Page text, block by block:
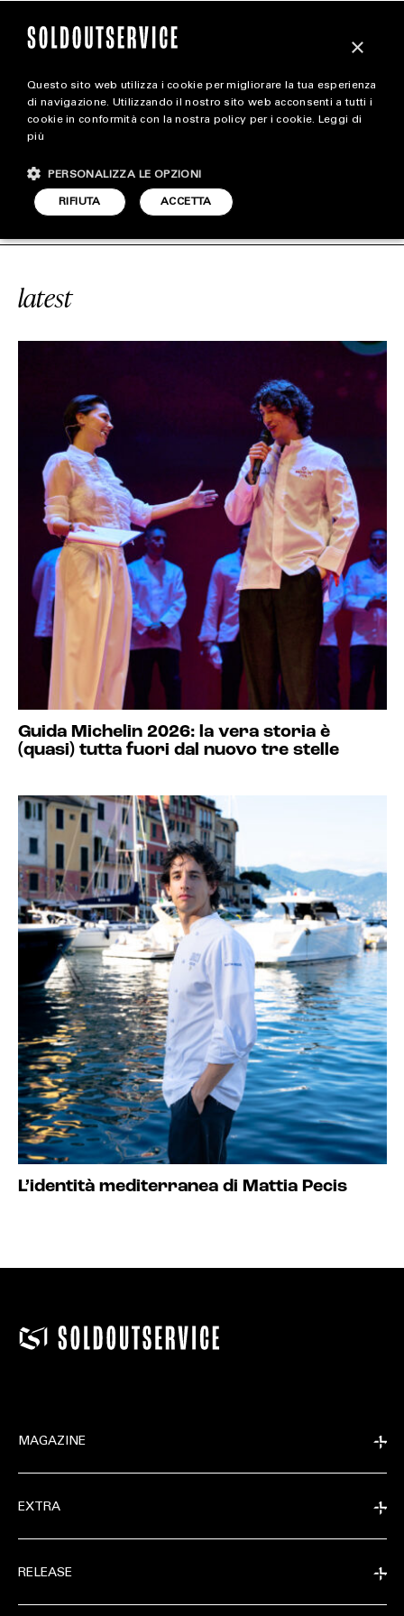
magazine
STYLE
FOOTWEAR
#MATTIA PECIS
latest
Guida Michelin 2026: la vera storia è
(quasi) tutta fuori dal nuovo tre stelle
L’identità mediterranea di Mattia Pecis
MAGAZINE
EXTRA
RELEASE
×
Questo sito web utilizza i cookie per migliorare la tua esperienza
di navigazione. Utilizzando il nostro sito web acconsenti a tutti i
cookie in conformità con la nostra policy per i cookie. Leggi di
più
ACCETTA
RIFIUTA
PERSONALIZZA LE OPZIONI